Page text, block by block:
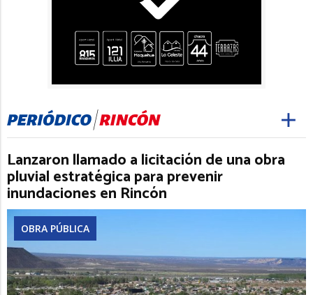
Lanzaron llamado a licitación de una obra
pluvial estratégica para prevenir
inundaciones en Rincón
OBRA PÚBLICA